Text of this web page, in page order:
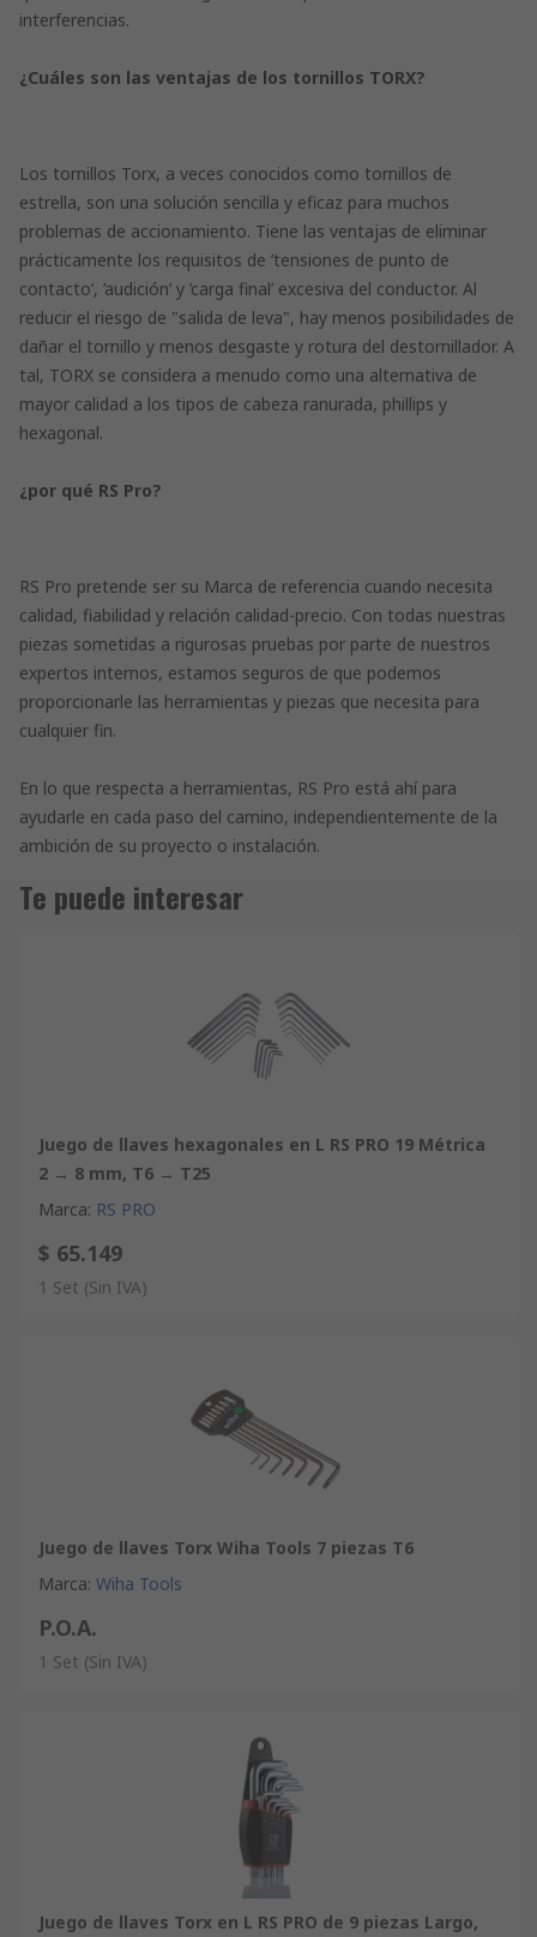
interferencias.
¿Cuáles son las ventajas de los tornillos TORX?
Los tornillos Torx, a veces conocidos como tornillos de
estrella, son una solución sencilla y eficaz para muchos
problemas de accionamiento. Tiene las ventajas de eliminar
prácticamente los requisitos de ’tensiones de punto de
contacto’, ’audición’ y ’carga final’ excesiva del conductor. Al
reducir el riesgo de "salida de leva", hay menos posibilidades de
dañar el tornillo y menos desgaste y rotura del destornillador. A
tal, TORX se considera a menudo como una alternativa de
mayor calidad a los tipos de cabeza ranurada, phillips y
hexagonal.
¿por qué RS Pro?
RS Pro pretende ser su Marca de referencia cuando necesita
calidad, fiabilidad y relación calidad-precio. Con todas nuestras
piezas sometidas a rigurosas pruebas por parte de nuestros
expertos internos, estamos seguros de que podemos
proporcionarle las herramientas y piezas que necesita para
cualquier fin.
En lo que respecta a herramientas, RS Pro está ahí para
ayudarle en cada paso del camino, independientemente de la
ambición de su proyecto o instalación.
Te puede interesar
Juego de llaves hexagonales en L RS PRO 19 Métrica
2 → 8 mm, T6 → T25
Marca: RS PRO
$ 65.149
1 Set (Sin IVA)
Juego de llaves Torx Wiha Tools 7 piezas T6
Marca: Wiha Tools
P.O.A.
1 Set (Sin IVA)
Juego de llaves Torx en L RS PRO de 9 piezas Largo,